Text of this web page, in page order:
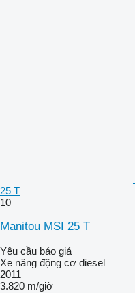
25 T
10
Manitou MSI 25 T
Yêu cầu báo giá
Xe nâng động cơ diesel
2011
3.820 m/giờ